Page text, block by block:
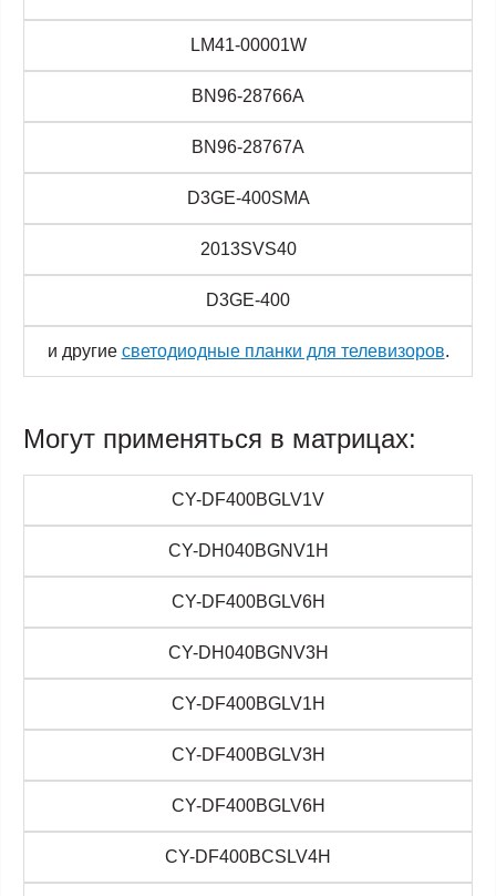
LM41-00001W
BN96-28766A
BN96-28767A
D3GE-400SMA
2013SVS40
D3GE-400
и другие светодиодные планки для телевизоров.
Могут применяться в матрицах:
CY-DF400BGLV1V
CY-DH040BGNV1H
CY-DF400BGLV6H
CY-DH040BGNV3H
CY-DF400BGLV1H
CY-DF400BGLV3H
CY-DF400BGLV6H
CY-DF400BCSLV4H